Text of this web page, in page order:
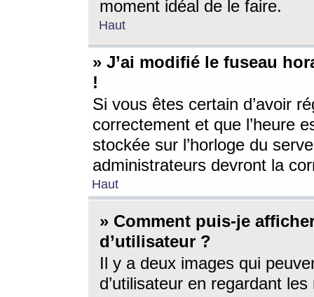
moment idéal de le faire.
Haut
» J’ai modifié le fuseau
!
Si vous êtes certain d’avoir
correctement et que l’heure
stockée sur l’horloge du
administrateurs devront la
Haut
» Comment puis-je
d’utilisateur ?
Il y a deux images qui
d’utilisateur en regardant